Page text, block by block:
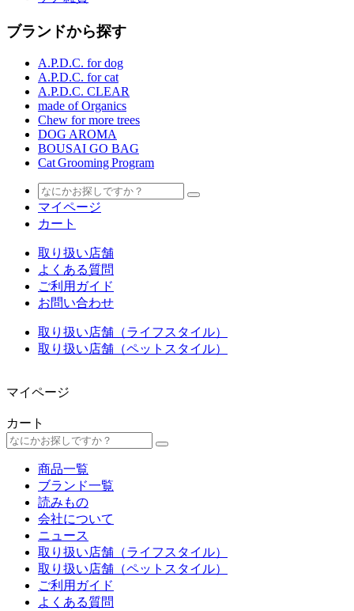
ブランドから探す
A.P.D.C. for dog
A.P.D.C. for cat
A.P.D.C. CLEAR
made of Organics
Chew for more trees
DOG AROMA
BOUSAI GO BAG
Cat Grooming Program
マイページ
カート
取り扱い店舗
よくある質問
ご利用ガイド
お問い合わせ
取り扱い店舗（ライフスタイル）
取り扱い店舗（ペットスタイル）
マイページ
カート
商品一覧
ブランド一覧
読みもの
会社について
ニュース
取り扱い店舗（ライフスタイル）
取り扱い店舗（ペットスタイル）
ご利用ガイド
よくある質問